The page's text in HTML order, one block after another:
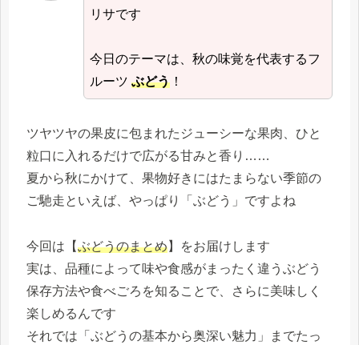
リサです
今日のテーマは、秋の味覚を代表するフ
ルーツぶどう ！
ツヤツヤの果皮に包まれたジューシーな果肉、ひと
粒口に入れるだけで広がる甘みと香り……
夏から秋にかけて、果物好きにはたまらない季節の
ご馳走といえば、やっぱり「ぶどう」ですよね
今回は【ぶどうのまとめ】をお届けします
実は、品種によって味や食感がまったく違うぶどう
保存方法や食べごろを知ることで、さらに美味しく
楽しめるんです
それでは「ぶどうの基本から奥深い魅力」までたっ